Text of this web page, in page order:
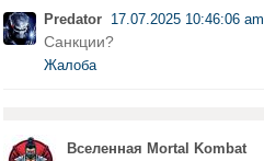
Predator 17.07.2025 10:46:06 am
Санкции?
Жалоба
Вселенная Mortal Kombat